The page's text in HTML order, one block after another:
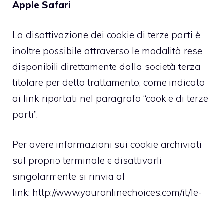
Apple Safari
La disattivazione dei cookie di terze parti è
inoltre possibile attraverso le modalità rese
disponibili direttamente dalla società terza
titolare per detto trattamento, come indicato
ai link riportati nel paragrafo “cookie di terze
parti”.
Per avere informazioni sui cookie archiviati
sul proprio terminale e disattivarli
singolarmente si rinvia al
link: http://www.youronlinechoices.com/it/le-